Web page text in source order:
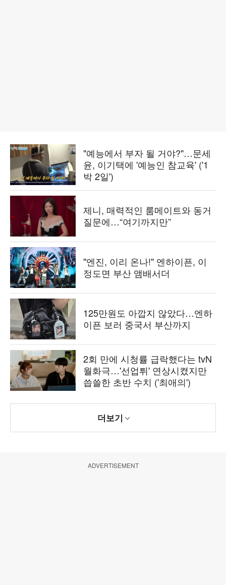
"예능에서 부자 될 거야?"…문세
윤, 이기택에 '예능인 참교육' ('1
박 2일')
제니, 매력적인 룸메이트와 동거
질문에…“여기까지만”
"엔진, 이리 온나!" 엔하이픈, 이
정도면 부산 앰배서더
125만원도 아깝지 않았다…엔하
이픈 보러 중국서 부산까지
2회 만에 시청률 급락했다는 tvN
월화극…'선업튀' 연상시켰지만
씁쓸한 초반 수치 ('최애의')
더보기
ADVERTISEMENT